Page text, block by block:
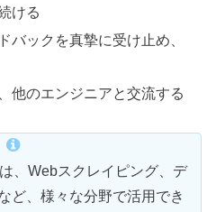
ける
バックを真摯に受け止め、
他のエンジニアと交流する
、Webスクレイピング、デ
ど、様々な分野で活用でき